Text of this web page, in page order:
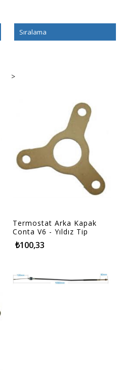
Sıralama
>
Termostat Arka Kapak
Conta V6 - Yıldız Tip
₺100,33